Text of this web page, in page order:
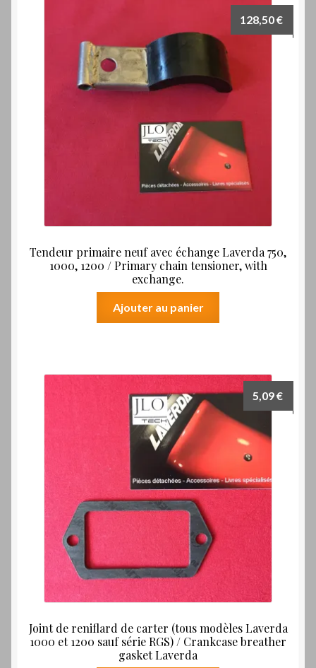
Tendeur primaire neuf avec échange Laverda 750,
1000, 1200 / Primary chain tensioner, with
exchange.
128,50€
Ajouter au panier
Joint de reniflard de carter (tous modèles Laverda
1000 et 1200 sauf série RGS) / Crankcase breather
gasket Laverda
5,09€